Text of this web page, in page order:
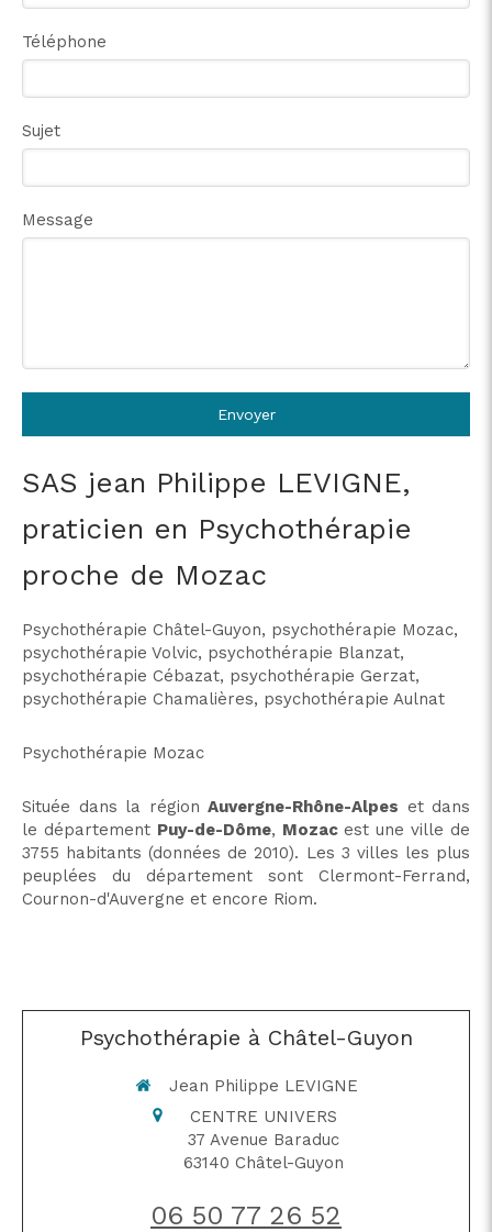
Téléphone
Sujet
Message
Envoyer
SAS jean Philippe LEVIGNE,
praticien en Psychothérapie
proche de Mozac
Psychothérapie Châtel-Guyon, psychothérapie Mozac,
psychothérapie Volvic, psychothérapie Blanzat,
psychothérapie Cébazat, psychothérapie Gerzat,
psychothérapie Chamalières, psychothérapie Aulnat
Psychothérapie Mozac
Située dans la région Auvergne-Rhône-Alpes et dans
le département Puy-de-Dôme, Mozacest une ville de
3755 habitants (données de 2010). Les 3 villes les plus
peuplées du département sont Clermont-Ferrand,
Cournon-d'Auvergne et encore Riom.
Psychothérapie à Châtel-Guyon
Jean Philippe LEVIGNE
CENTRE UNIVERS
37 Avenue Baraduc
63140 Châtel-Guyon
06 50 77 26 52